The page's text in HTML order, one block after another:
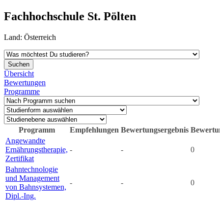
Fachhochschule St. Pölten
Land: Österreich
Übersicht
Bewertungen
Programme
Programm Empfehlungen Bewertungsergebnis
Angewandte
Ernährungstherapie,
Zertifikat
- - 0
Bahntechnologie
und Management
von Bahnsystemen,
Dipl.-Ing.
- - 0